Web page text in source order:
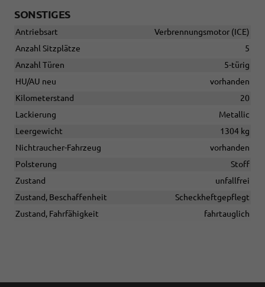
SONSTIGES
Antriebsart
Verbrennungsmotor (ICE)
Anzahl Sitzplätze
5
Anzahl Türen
5-türig
HU/AU neu
vorhanden
Kilometerstand
20
Lackierung
Metallic
Leergewicht
1304 kg
Nichtraucher-Fahrzeug
vorhanden
Polsterung
Stoff
Zustand
unfallfrei
Zustand, Beschaffenheit
Scheckheftgepflegt
Zustand, Fahrfähigkeit
fahrtauglich